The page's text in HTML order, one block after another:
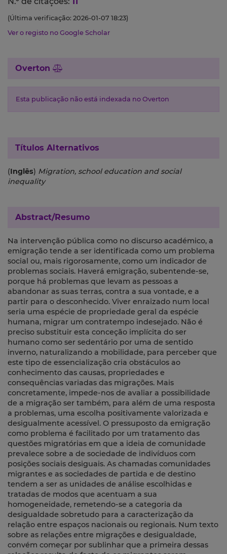
(Última verificação: 2026-01-07 18:23)
Ver o registo no Google Scholar
Overton
Esta publicação não está indexada no Overton
Títulos Alternativos
(Inglês) Migration, school education and social
inequality
Abstract/Resumo
Na intervenção pública como no discurso académico, a
emigração tende a ser identificada como um problema
social ou, mais rigorosamente, como um indicador de
problemas sociais. Haverá emigração, subentende-se,
porque há problemas que levam as pessoas a
abandonar as suas terras, contra a sua vontade, e a
partir para o desconhecido. Viver enraizado num local
seria uma espécie de propriedade geral da espécie
humana, migrar um contratempo indesejado. Não é
preciso substituir esta conceção implícita do ser
humano como ser sedentário por uma de sentido
inverno, naturalizando a mobilidade, para perceber que
este tipo de essencialização cria obstáculos ao
conhecimento das causas, propriedades e
consequências variadas das migrações. Mais
concretamente, impede-nos de avaliar a possibilidade
de a migração ser também, para além de uma resposta
a problemas, uma escolha positivamente valorizada e
desigualmente acessível. O pressuposto da emigração
como problema é facilitado por um tratamento das
questões migratórias em que a ideia de comunidade
prevalece sobre a de sociedade de indivíduos com
posições sociais desiguais. As chamadas comunidades
migrantes e as sociedades de partida e de destino
tendem a ser as unidades de análise escolhidas e
tratadas de modos que acentuam a sua
homogeneidade, remetendo-se a categoria da
desigualdade sobretudo para a caracterização da
relação entre espaços nacionais ou regionais. Num texto
sobre as relações entre migrações e desigualdade,
convém começar por sublinhar que a primeira dessas